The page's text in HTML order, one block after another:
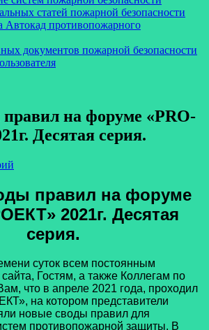
статей пожарной безопасности
Автокад противопожарного
документов пожарной безопасности
на форуме «PRO-
Десятая серия.
правил на форуме
2021г. Десятая
серия.
суток всем постоянным
Гостям, а также Коллегам по
что в апреле 2021 года, проходил
на котором представители
новые своды правил для
противопожарной защиты. В